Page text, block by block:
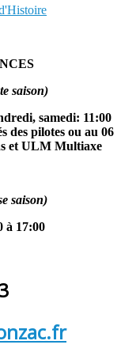
saison)
samedi: 11:00
des pilotes ou au 06
et ULM Multiaxe
saison)
à 17:00